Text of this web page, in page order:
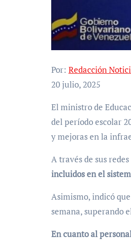
Por: Redacción
20 julio, 2025
El ministro de Educación, Héctor Rodríguez, informó la finalización del tercer momento pedagógico
del período escolar
y mejoras en la
A través de sus
incluidos en el
Asimismo, indicó
semana, superando
En cuanto al